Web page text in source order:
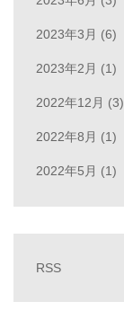
2023年3月 (6)
2023年2月 (1)
2022年12月 (3)
2022年8月 (1)
2022年5月 (1)
RSS